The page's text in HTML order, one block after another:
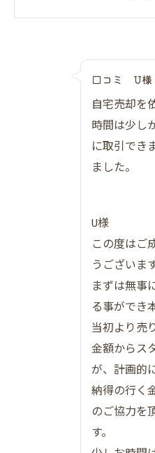
高値売却を目指
プレミアム不動
プレミアム不動産売
だんらん住宅の
建物状況調査が
オリジナル図面
トラブル回避に
だんらん住宅で叶え
資産整理をスム
動産売却
だんらん住宅の
納得の資産整理
一級建築士によ
生野区中川東で
口コミ U様
自宅売却を
時間は少し
に取引でき
ました。
U様
この度はご
うございます
まずは無事
る事ができ
当初より売
金額からス
が、計画的
納得の行く
のご協力を
す。